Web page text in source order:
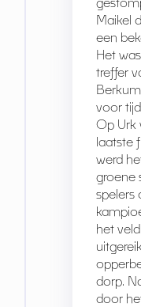
Maikel
een
Het
treffer
voor
Op Urk
laatste
werd
groene
spelers
het
dorp.
door